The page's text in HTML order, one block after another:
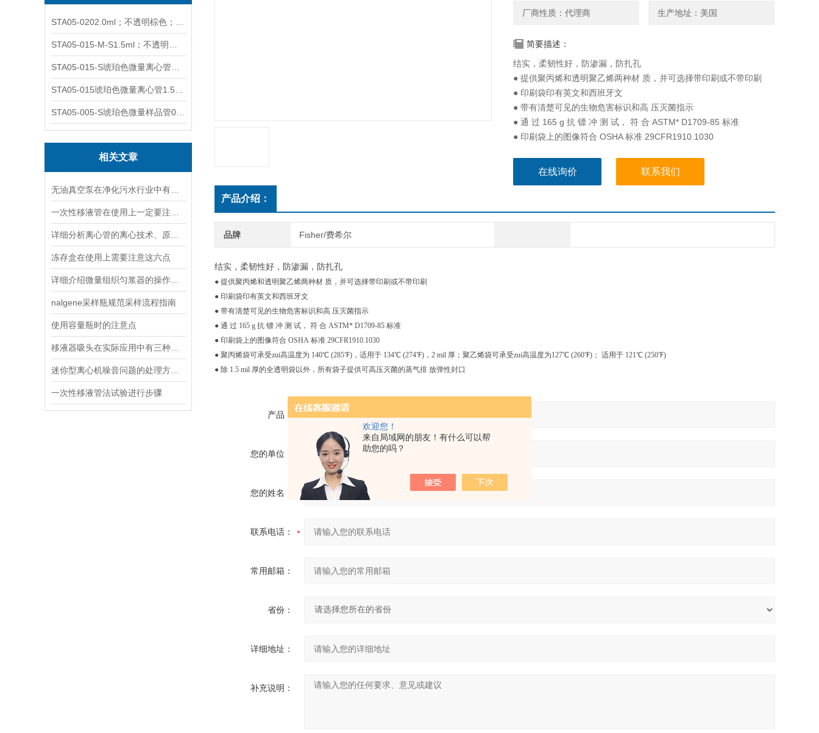
欢迎您！
来自局域网的朋友！有什么可以帮
助您的吗？
相关文章
冻存盒在使用上需要注意这六点
nalgene采样瓶规范采样流程指南
使用容量瓶时的注意点
一次性移液管法试验进行步骤
厂商性质：代理商 生产地址：美国
简要描述：
结实，柔韧性好，防渗漏，防扎孔
● 提供聚丙烯和透明聚乙烯两种材 质，并可选择带印刷或不带印刷
● 印刷袋印有英文和西班牙文
● 带有清楚可见的生物危害标识和高 压灭菌指示
● 通 过 165 g 抗 镖 冲 测 试， 符 合 ASTM* D1709-85 标准
● 印刷袋上的图像符合 OSHA 标准 29CFR1910.1030
在线询价 联系我们
产品介绍：
品牌 Fisher/费希尔
结实，柔韧性好，防渗漏，防扎孔
● 提供聚丙烯和透明聚乙烯两种材 质，并可选择带印刷或不带印刷
● 印刷袋印有英文和西班牙文
● 带有清楚可见的生物危害标识和高 压灭菌指示
● 通 过 165 g 抗 镖 冲 测 试， 符 合 ASTM* D1709-85 标准
● 印刷袋上的图像符合 OSHA 标准 29CFR1910.1030
● 聚丙烯袋可承受zui高温度为 140℃ (285℉)，适用于 134℃ (274℉)，2 mil 厚；聚乙烯袋可承受zui高温度为127℃ (260℉)； 适用于 121℃ (250℉)
● 除 1.5 mil 厚的全透明袋以外，所有袋子提供可高压灭菌的蒸气排 放弹性封口
产品：
您的单位：
您的姓名：
联系电话：
常用邮箱：
省份：
详细地址：
补充说明：